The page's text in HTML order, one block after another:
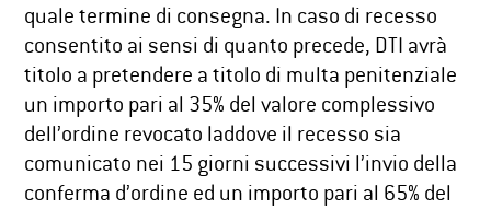
quale termine di consegna. In caso di recesso
consentito ai sensi di quanto precede, DTI avrà
titolo a pretendere a titolo di multa penitenziale
un importo pari al 35% del valore complessivo
dell’ordine revocato laddove il recesso sia
comunicato nei 15 giorni successivi l’invio della
conferma d’ordine ed un importo pari al 65% del